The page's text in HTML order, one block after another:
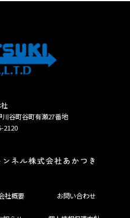
谷町谷町有瀬27番地
2120
社概要 お問い合わせ